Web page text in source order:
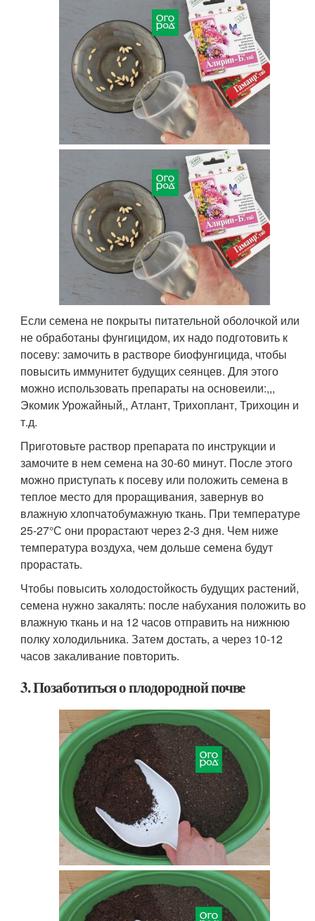
Если семена не покрыты питательной оболочкой или
не обработаны фунгицидом, их надо подготовить к
посеву: замочить в растворе биофунгицида, чтобы
повысить иммунитет будущих сеянцев. Для этого
можно использовать препараты на основеили:,,,
Экомик Урожайный,, Атлант, Трихоплант, Трихоцин и
т.д.
Приготовьте раствор препарата по инструкции и
замочите в нем семена на 30-60 минут. После этого
можно приступать к посеву или положить семена в
теплое место для проращивания, завернув во
влажную хлопчатобумажную ткань. При температуре
25-27°С они прорастают через 2-3 дня. Чем ниже
температура воздуха, чем дольше семена будут
прорастать.
Чтобы повысить холодостойкость будущих растений,
семена нужно закалять: после набухания положить во
влажную ткань и на 12 часов отправить на нижнюю
полку холодильника. Затем достать, а через 10-12
часов закаливание повторить.
3. Позаботиться о плодородной почве